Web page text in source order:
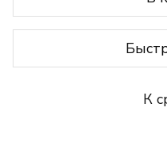
К